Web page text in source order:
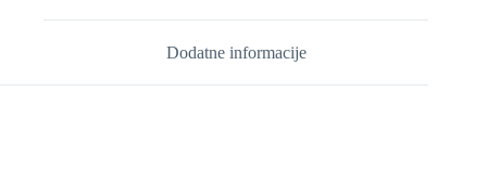
Dodatne informacije